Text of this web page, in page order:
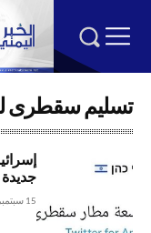
تسليم سقطرى
15 سبتمبر، 2021